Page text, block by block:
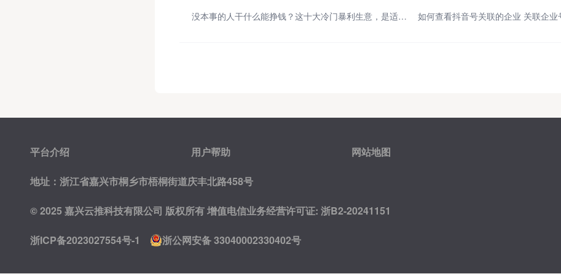
没本事的人干什么能挣钱？这十大冷门暴利生意，是适合普通人的赚钱机会
如何查看抖音号关联的企业 关联企
平台介绍 用户帮助 网站地图
地址：浙江省嘉兴市桐乡市梧桐街道庆丰北路458号
© 2025 嘉兴云推科技有限公司 版权所有增值电信业务经营许可证: 浙B2-20241151
浙ICP备2023027554号-1 浙公网安备 33040002330402号